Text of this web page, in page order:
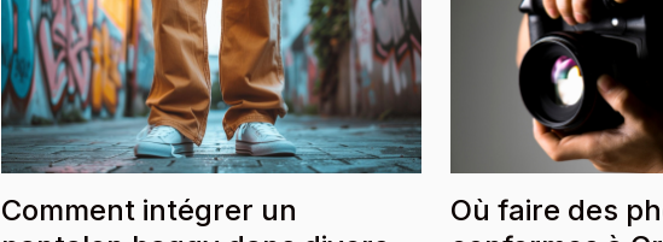
Comment intégrer un
Où faire des